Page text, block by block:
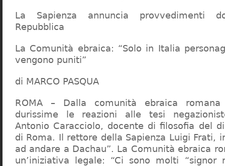
La Sapienza annuncia provvedimenti
Repubblica
La Comunità ebraica: “Solo in Italia
vengono puniti”
di MARCO PASQUA
ROMA – Dalla comunità ebraica
durissime le reazioni alle tesi
Antonio Caracciolo, docente di filosofia del
di Roma. Il rettore della Sapienza Luigi Frati,
ad andare a Dachau”. La Comunità ebraica
un’iniziativa legale: “Ci sono molti “signor